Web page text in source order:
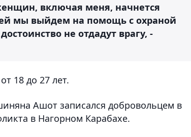
включая меня, начнется
мы выйдем на помощь с охраной
не отдадут врагу, -
18 до 27 лет.
Ашот записался добровольцем в
в Нагорном Карабахе.